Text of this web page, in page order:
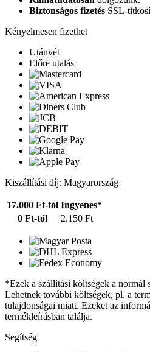
Biztonságos fizetés SSL-
Kényelmesen fizethet
Utánvét
Előre utalás
Kiszállítási díj: Magyarország
17.000 Ft-tól Ingyenes*
0 Ft-tól
2.150 Ft
*Ezek a szállítási költségek a normál
Lehetnek további költségek, pl. a
tulajdonságai miatt. Ezeket az
termékleírásban találja.
Segítség